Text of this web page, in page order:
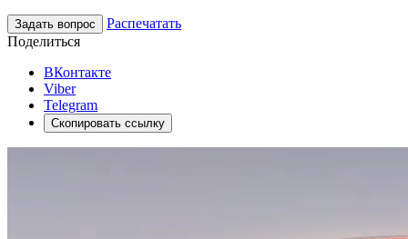
Задать вопрос
Распечатать
Поделиться
ВКонтакте
Viber
Telegram
Скопировать ссылку